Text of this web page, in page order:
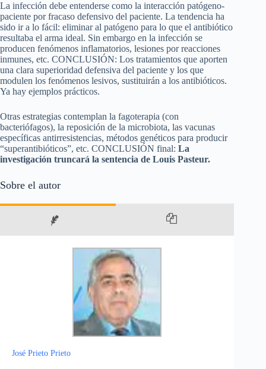
La infección debe entenderse como la interacción patógeno-
paciente por fracaso defensivo del paciente. La tendencia ha
sido ir a lo fácil: eliminar al patógeno para lo que el antibiótico
resultaba el arma ideal. Sin embargo en la infección se
producen fenómenos inflamatorios, lesiones por reacciones
inmunes, etc. CONCLUSIÓN: Los tratamientos que aporten
una clara superioridad defensiva del paciente y los que
modulen los fenómenos lesivos, sustituirán a los antibióticos.
Ya hay ejemplos prácticos.
Otras estrategias contemplan la fagoterapia (con
bacteriófagos), la reposición de la microbiota, las vacunas
específicas antirresistencias, métodos genéticos para producir
“superantibióticos”, etc. CONCLUSIÓN final: La
investigación truncará la sentencia de Louis Pasteur.
Sobre el autor
José Prieto Prieto